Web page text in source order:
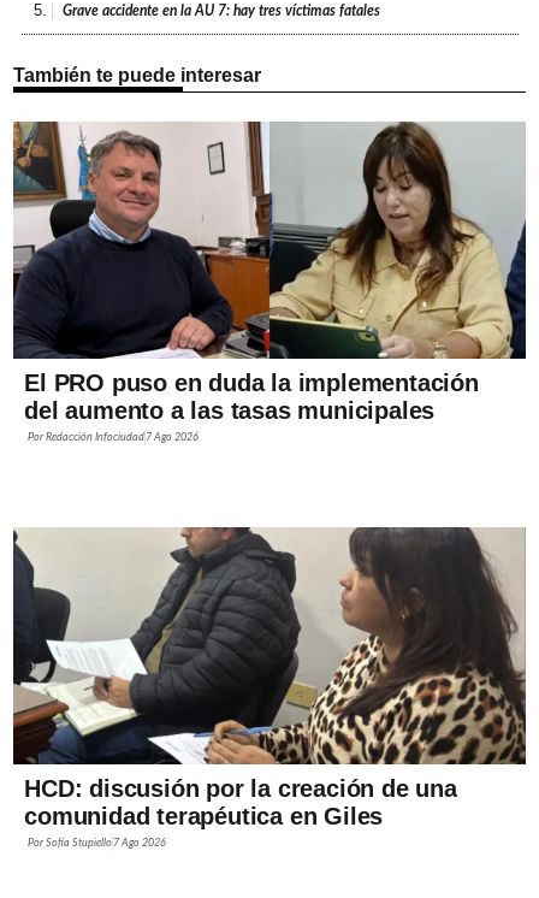
5. Grave accidente en la AU 7: hay tres víctimas fatales
También te puede interesar
El PRO puso en duda la implementación
del aumento a las tasas municipales
PorRedacción Infociudad 7 Ago 2026
HCD: discusión por la creación de una
comunidad terapéutica en Giles
PorSofía Stupiello 7 Ago 2026